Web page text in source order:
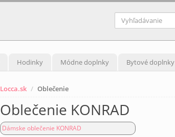
Hodinky Módne doplnky Bytové doplnky
Locca.sk Oblečenie
Oblečenie KONRAD
Dámske oblečenie KONRAD